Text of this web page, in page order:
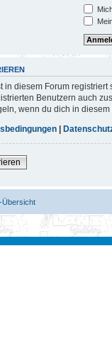
in diesem Forum
Benutzern auch
wenn du dich in diesem
|
Übersicht